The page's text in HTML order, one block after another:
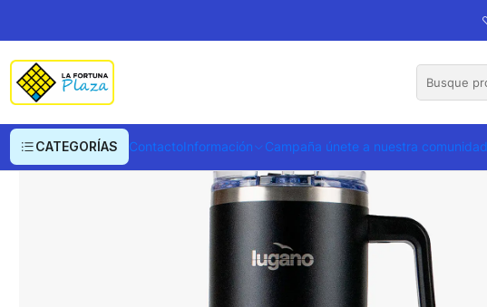
CATEGORÍAS ContactoInformación Campaña únete a nuestra comunidad